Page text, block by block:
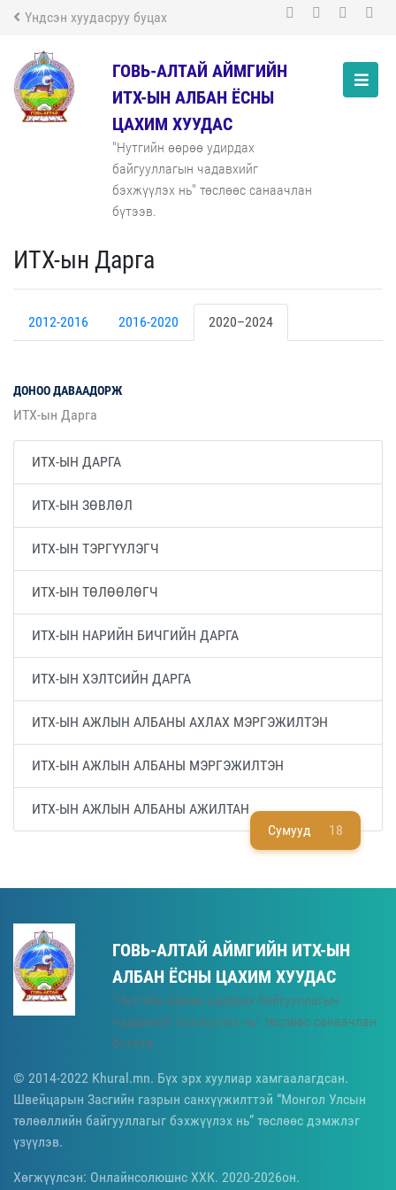
Үндсэн хуудасруу буцах
ГОВЬ-АЛТАЙ АЙМГИЙН
ИТХ-ЫН АЛБАН ЁСНЫ
ЦАХИМ ХУУДАС
"Нутгийн өөрөө удирдах
байгууллагын чадавхийг
бэхжүүлэх нь" төслөөс санаачлан
бүтээв.
Сумууд 18
ИТХ-ын Дарга
2012-2016 2016-2020 2020–2024
ДОНООДАВААДОРЖ
ИТХ-ын Дарга
ИТХ-ЫН ДАРГА
ИТХ-ЫН ЗӨВЛӨЛ
ИТХ-ЫН ТЭРГҮҮЛЭГЧ
ИТХ-ЫН ТӨЛӨӨЛӨГЧ
ИТХ-ЫН НАРИЙН БИЧГИЙН ДАРГА
ИТХ-ЫН ХЭЛТСИЙН ДАРГА
ИТХ-ЫН АЖЛЫН АЛБАНЫ АХЛАХ МЭРГЭЖИЛТЭН
ИТХ-ЫН АЖЛЫН АЛБАНЫ МЭРГЭЖИЛТЭН
ИТХ-ЫН АЖЛЫН АЛБАНЫ АЖИЛТАН
ГОВЬ-АЛТАЙ АЙМГИЙН ИТХ-ЫН
АЛБАН ЁСНЫ ЦАХИМ ХУУДАС
"Нутгийн өөрөө удирдах байгууллагын
чадавхийг бэхжүүлэх нь" төслөөс санаачлан
бүтээв.
© 2014-2022 Khural.mn. Бүх эрх хуулиар хамгаалагдсан.
Швейцарын Засгийн газрын санхүүжилттэй “Монгол Улсын
төлөөллийн байгууллагыг бэхжүүлэх нь” төслөөс дэмжлэг
үзүүлэв.
Хөгжүүлсэн: Онлайнсолюшнс ХХК. 2020-2026он.